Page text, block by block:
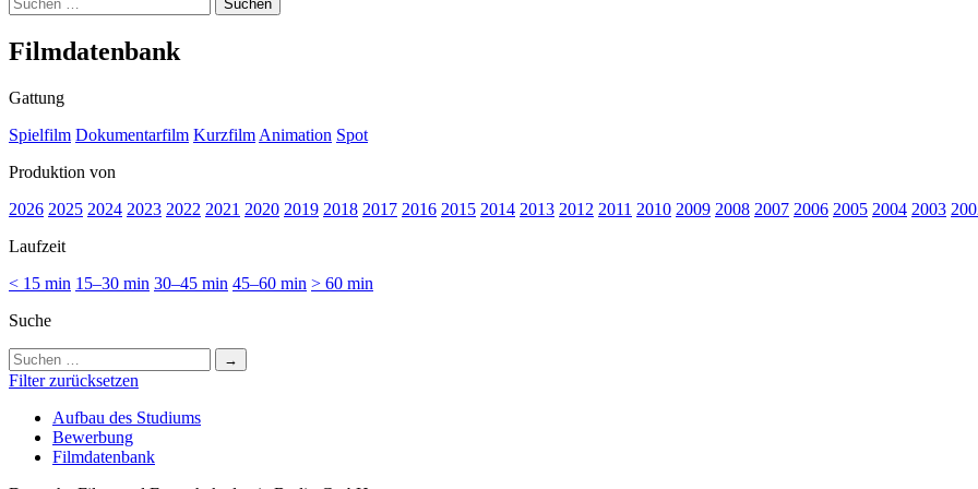
nach:
Film­da­ten­bank
Gattung
Spielfilm Dokumentarfilm Kurzfilm Animation Spot
Produktion von
2026 2025 2024 2023 2022 2021 2020 2019 2018 2017 2016 2015 2014 2013 2012 2011 2010 2009 2008 2007 2006 2005 2004 2003
Laufzeit
< 15 min 15–30 min 30–45 min 45–60 min > 60 min
Suche
Suchen
nach:
Filter zurücksetzen
Auf­bau des Stu­di­ums
Bewer­bung
Film­da­ten­bank